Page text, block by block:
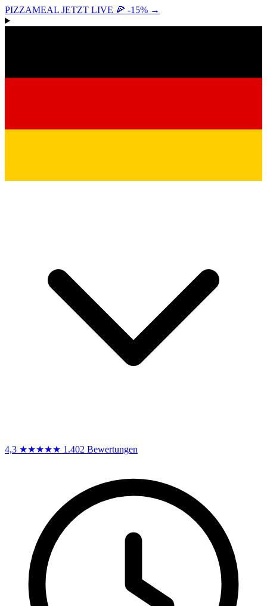
PIZZAMEAL JETZT LIVE 🍕 -15% →
4,3 ★★★★★ 1.402 Bewertungen